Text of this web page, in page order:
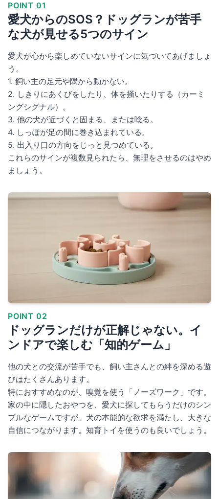
POINT 01
愛犬からのSOS？ドッグランが苦手
な犬が見せる5つのサイン
愛犬が心から楽しめていないサインに気づいてあげましょ
う。
1. 飼い主の足元や隅から動かない。
2. しきりにあくびをしたり、体を掻いたりする（カーミ
ングシグナル）。
3. 他の犬が近づくと固まる、または唸る。
4. しっぽが足の間に巻き込まれている。
5. 出入り口の方向をじっと見つめている。
これらのサインが複数見られたら、無理をさせるのはやめ
ましょう。
POINT 02
ドッグランだけが正解じゃない。イ
ンドアで楽しむ「知的ゲーム」
他の犬との交流が苦手でも、飼い主さんとの絆を深める遊
びはたくさんあります。
特におすすめなのが、嗅覚を使う「ノーズワーク」です。
家の中に隠したおやつを、愛犬に探してもらうだけのシン
プルなゲームですが、犬の本能的な欲求を満たし、大きな
自信につながります。知育トイを使うのも良いでしょう。